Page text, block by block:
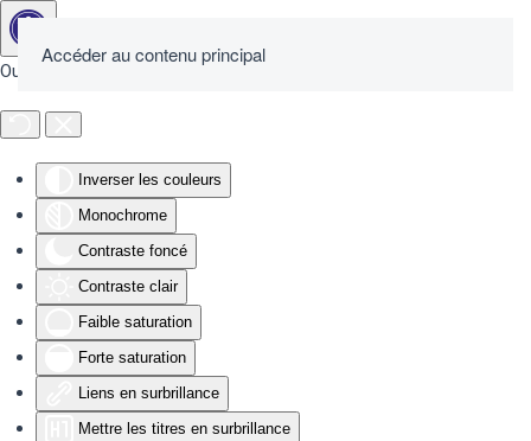
Outils d'accessibilité
Inverser les couleurs
Monochrome
Contraste foncé
Contraste clair
Faible saturation
Forte saturation
Liens en surbrillance
Mettre les titres en surbrillance
Accéder au contenu principal